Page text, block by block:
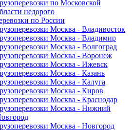
по Московской
недорого
по России
Москва - Владивосток
Москва - Владимир
Москва - Волгоград
Москва - Воронеж
Москва - Ижевск
Москва - Казань
Москва - Калуга
Москва - Киров
Москва - Краснодар
Москва - Нижний
Москва - Новгород